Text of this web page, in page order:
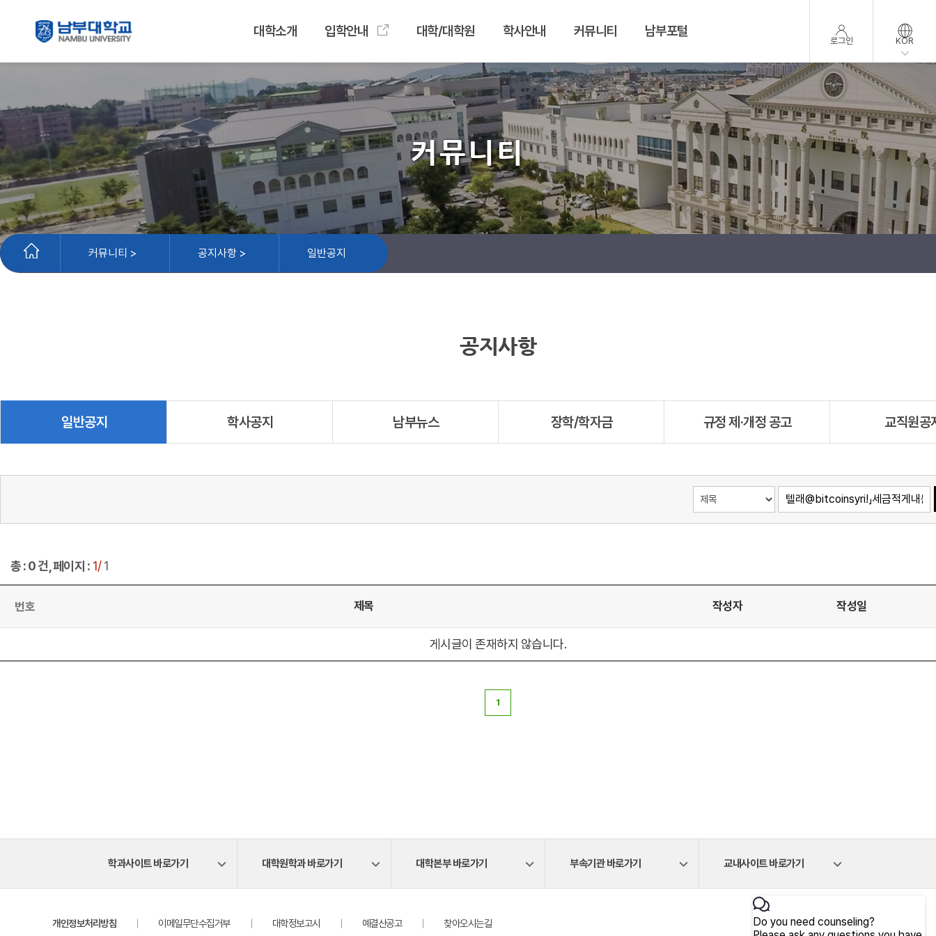
대학소개 입학안내 대학/대학원 학사안내 커뮤니티 남부포털
로그인 KOR
커뮤니티
커뮤니티 > 공지사항 > 일반공지
공지사항
일반공지 학사공지 남부뉴스 장학/학자금 규정 제·개정 공고 교직원공
총 : 0 건, 페이지 : 1/ 1
번호 제목 작성자 작성일
게시글이 존재하지 않습니다.
1
학과사이트 바로가기 대학원학과 바로가기 대학본부 바로가기 부속기관 바로가기 교내사이트 바로가기
개인정보처리방침 이메일무단수집거부 대학정보고시 예결산공고 찾아오시는길